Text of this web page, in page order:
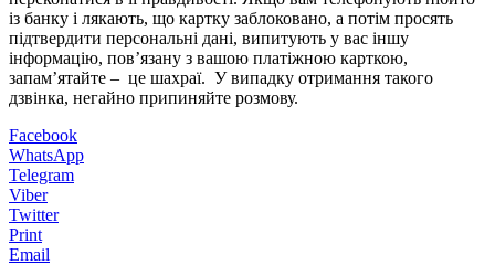
із банку і лякають, що картку заблоковано, а потім просять
підтвердити персональні дані, випитують у вас іншу
інформацію, пов’язану з вашою платіжною карткою,
запам’ятайте – це шахраї. У випадку отримання такого
дзвінка, негайно припиняйте розмову.
Facebook
WhatsApp
Telegram
Viber
Twitter
Print
Email